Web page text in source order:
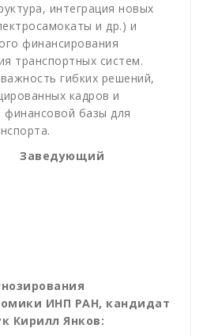
интеграция новых
и др.) и
финансирования
транспортных систем.
гибких решений,
кадров и
финансовой базы для
Заведующий
ИНП РАН, кандидат
Кирилл Янков: